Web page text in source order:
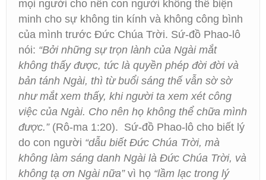
mọi người cho nên con người không thể biện
minh cho sự không tin kính và không công bình
của mình trước Đức Chúa Trời. Sứ-đồ Phao-lô
nói: “Bởi những sự trọn lành của Ngài mắt
không thấy được, tức là quyền phép đời đời và
bản tánh Ngài, thì từ buổi sáng thế vẫn sờ sờ
như mắt xem thấy, khi người ta xem xét công
việc của Ngài. Cho nên họ không thể chữa mình
được.”(Rô-ma 1:20). Sứ-đồ Phao-lô cho biết lý
do con người “dẫu biết Đức Chúa Trời, mà
không làm sáng danh Ngài là Đức Chúa Trời, và
không tạ ơn Ngài nữa”vì họ “lầm lạc trong lý